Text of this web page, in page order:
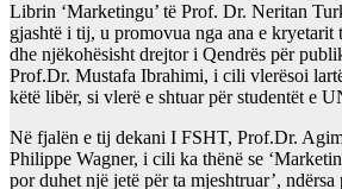
Librin ‘Маrketingu’ të Prof. Dr. Neritan
gjashtë i tij, u promovua nga ana e kryetarit
dhe njëkohësisht drejtor i Qendrës për
Prof.Dr. Mustafa Ibrahimi, i cili vlerësoi
këtë libër, si vlerë e shtuar për studentët e
Në fjalën e tij dekani I FSHT, Prof.Dr.
Philippe Wagner, i cili ka thënë se
por duhet një jetë për ta mjeshtruar’,